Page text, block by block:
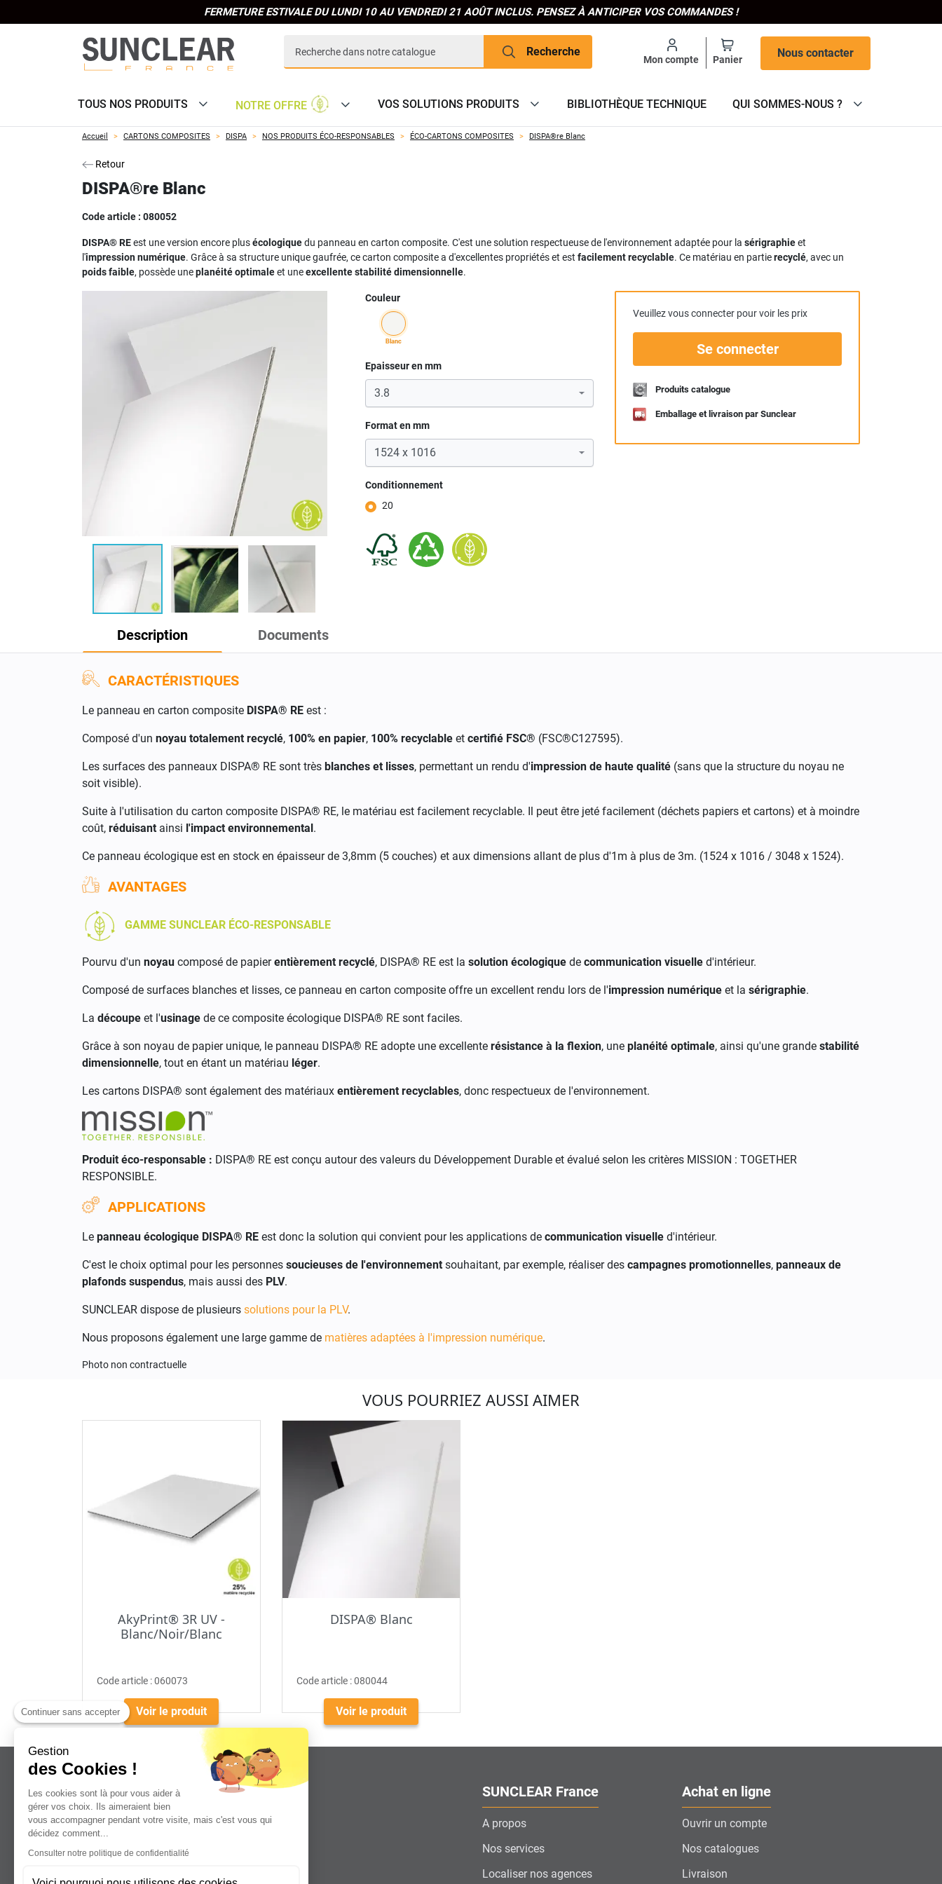
FERMETURE ESTIVALE DU LUNDI 10 AU VENDREDI 21 AOÛT INCLUS. PENSEZ À ANTICIPER VOS COMMANDES !
Recherche
Mon compte Panier
Nous contacter
TOUS NOS PRODUITS NOTRE OFFRE VOS SOLUTIONS PRODUITS BIBLIOTHÈQUE TECHNIQUE QUI SOMMES-NOUS ?
Accueil CARTONS COMPOSITES DISPA NOS PRODUITS ÉCO-RESPONSABLES ÉCO-CARTONS COMPOSITES DISPA®re Blanc
Retour
DISPA®re Blanc
Code article : 080052
DISPA® REest une version encore plusécologiquedu panneau en carton composite. C'est une solution respectueuse de l'environnement adaptée pour la sérigraphieet
l'impression numérique. Grâce à sa structure unique gaufrée, ce carton composite a d'excellentes propriétés et est facilement recyclable. Ce matériau en partierecyclé, avec un
poids faible, possède uneplanéité optimaleet uneexcellente stabilité dimensionnelle.
Couleur
blanc
Epaisseur en mm
Format en mm
Conditionnement
20
Veuillez vous connecter pour voir les prix
Se connecter
Produits catalogue
Emballage et livraison par Sunclear
Description Documents
CARACTÉRISTIQUES
Le panneau en carton composite DISPA® RE est :
Composé d'un noyau totalement recyclé, 100% en papier, 100% recyclable et certifié FSC® (FSC®C127595).
Les surfaces des panneaux DISPA® RE sont très blanches et lisses, permettant un rendu d'impression de haute qualité (sans que la structure du noyau ne
soit visible).
Suite à l'utilisation du carton composite DISPA® RE, le matériau est facilement recyclable. Il peut être jeté facilement (déchets papiers et cartons) et à moindre
coût, réduisant ainsi l'impact environnemental.
Ce panneau écologique est en stock en épaisseur de 3,8mm (5 couches) et aux dimensions allant de plus d'1m à plus de 3m. (1524 x 1016 / 3048 x 1524).
AVANTAGES
GAMME SUNCLEAR ÉCO-RESPONSABLE
Pourvu d'un noyau composé de papierentièrement recyclé, DISPA® RE est la solution écologique de communication visuelle d'intérieur.
Composé de surfaces blanches et lisses, ce panneau en carton composite offre un excellent rendu lors de l'impression numérique et la sérigraphie.
La découpe et l'usinage de ce composite écologique DISPA® RE sont faciles.
Grâce à son noyau de papier unique, le panneau DISPA® RE adopte une excellente résistance à la flexion, une planéité optimale, ainsi qu'une grande stabilité
dimensionnelle, tout en étant un matériau léger.
Les cartons DISPA® sont également des matériaux entièrement recyclables, donc respectueux de l'environnement.
Produit éco-responsable : DISPA® RE est conçu autour des valeurs du Développement Durable et évalué selon les critères MISSION : TOGETHER
RESPONSIBLE.
APPLICATIONS
Le panneau écologique DISPA® RE est donc la solution qui convient pour les applications de communication visuelle d'intérieur.
C'est le choix optimal pour les personnes soucieuses de l'environnement souhaitant, par exemple, réaliser des campagnes promotionnelles, panneaux de
plafonds suspendus, mais aussi des PLV.
SUNCLEAR dispose de plusieurs solutions pour la PLV.
Nous proposons également une large gamme de matières adaptées à l'impression numérique.
Photo non contractuelle
VOUS POURRIEZ AUSSI AIMER
AkyPrint® 3R UV -
Blanc/Noir/Blanc
Code article :060073
Voir le produit
DISPA® Blanc
Code article :080044
Voir le produit
Leader dans la distribution de plaques
pour professionnels.
SUNCLEAR France
A propos
Nos services
Localiser nos agences
Achat en ligne
Ouvrir un compte
Nos catalogues
Livraison
Continuer sans accepter
Gestion
des Cookies !
Les cookies sont là pour vous aider à
gérer vos choix. Ils aimeraient bien
vous accompagner pendant votre visite, mais c'est vous qui
décidez comment...
Consulter notre politique de confidentialité